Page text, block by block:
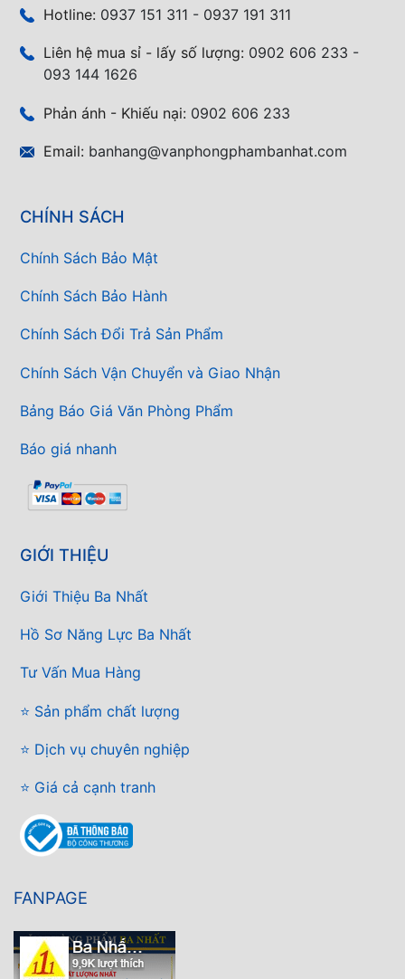
Hotline: 0937 151 311 - 0937 191 311
Liên hệ mua sỉ - lấy số lượng: 0902 606 233 -
093 144 1626
Phản ánh - Khiếu nại: 0902 606 233
Email: banhang@vanphongphambanhat.com
CHÍNH SÁCH
Chính Sách Bảo Mật
Chính Sách Bảo Hành
Chính Sách Đổi Trả Sản Phẩm
Chính Sách Vận Chuyển và Giao Nhận
Bảng Báo Giá Văn Phòng Phẩm
Báo giá nhanh
GIỚI THIỆU
Giới Thiệu Ba Nhất
Hồ Sơ Năng Lực Ba Nhất
Tư Vấn Mua Hàng
⭐ Sản phẩm chất lượng
⭐ Dịch vụ chuyên nghiệp
⭐ Giá cả cạnh tranh
FANPAGE